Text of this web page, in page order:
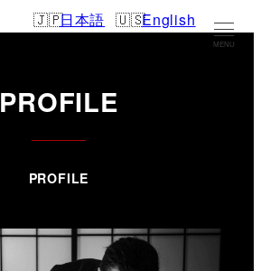
MENU
English
日本語
PROFILE
PROFILE